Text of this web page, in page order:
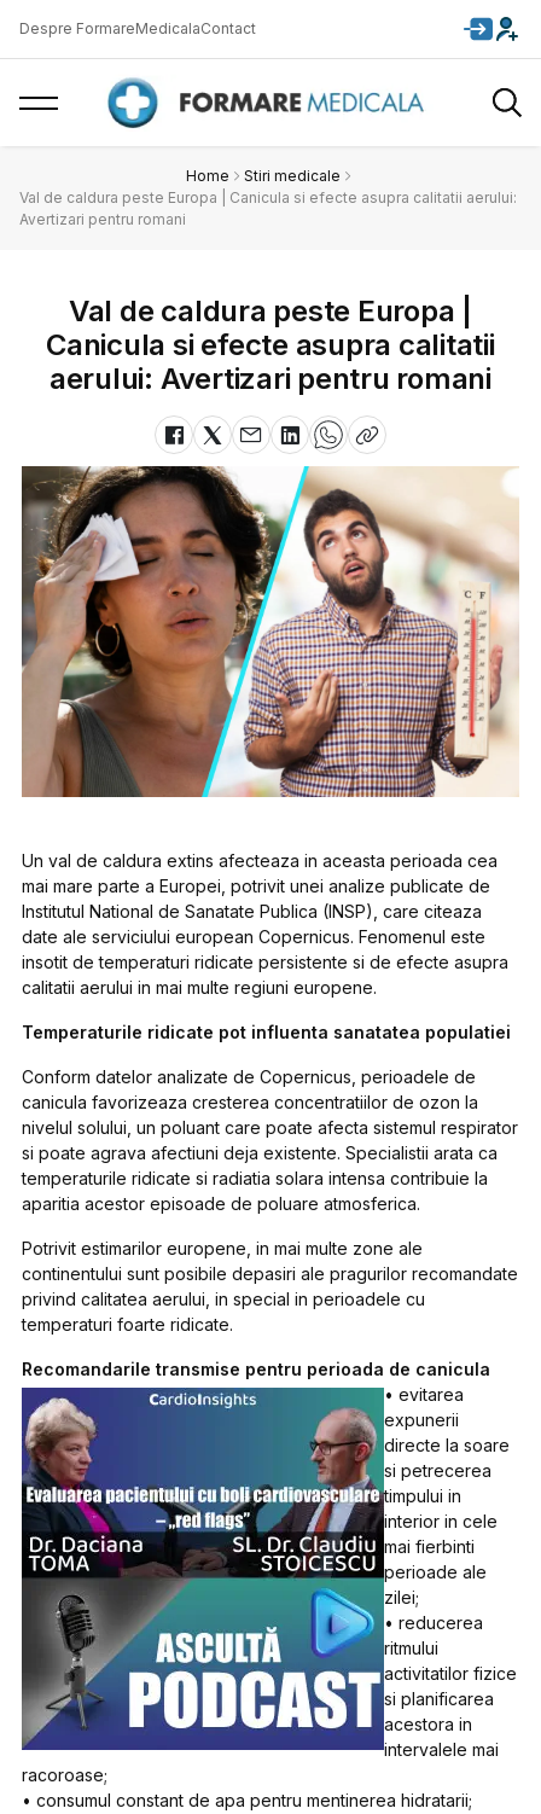
Despre FormareMedicalaContact
Home
Stiri medicale
Val de caldura peste Europa | Canicula si efecte asupra calitatii aerului:
Avertizari pentru romani
Val de caldura peste Europa |
Canicula si efecte asupra calitatii
aerului: Avertizari pentru romani
Un val de caldura extins afecteaza in aceasta perioada cea
mai mare parte a Europei, potrivit unei analize publicate de
Institutul National de Sanatate Publica (INSP), care citeaza
date ale serviciului european Copernicus. Fenomenul este
insotit de temperaturi ridicate persistente si de efecte asupra
calitatii aerului in mai multe regiuni europene.
Temperaturile ridicate pot influenta sanatatea populatiei
Conform datelor analizate de Copernicus, perioadele de
canicula favorizeaza cresterea concentratiilor de ozon la
nivelul solului, un poluant care poate afecta sistemul respirator
si poate agrava afectiuni deja existente. Specialistii arata ca
temperaturile ridicate si radiatia solara intensa contribuie la
aparitia acestor episoade de poluare atmosferica.
Potrivit estimarilor europene, in mai multe zone ale
continentului sunt posibile depasiri ale pragurilor recomandate
privind calitatea aerului, in special in perioadele cu
temperaturi foarte ridicate.
Recomandarile transmise pentru perioada de canicula
• evitarea
expunerii
directe la soare
si petrecerea
timpului in
interior in cele
mai fierbinti
perioade ale
zilei;
• reducerea
ritmului
activitatilor fizice
si planificarea
acestora in
intervalele mai
racoroase;
• consumul constant de apa pentru mentinerea hidratarii;